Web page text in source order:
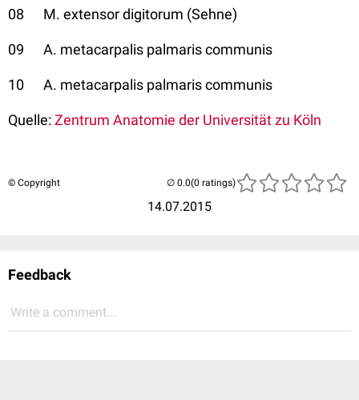
08 M. extensor digitorum (Sehne)
09 A. metacarpalis palmaris communis
10 A. metacarpalis palmaris communis
Quelle:Zentrum Anatomie der Universität zu Köln
© Copyright
14.07.2015
(0 ratings)
Feedback
Write a comment...